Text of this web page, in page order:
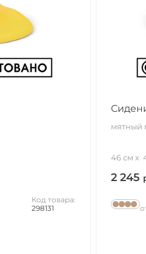
Код товара:
298131
мятный
46 см
2 245